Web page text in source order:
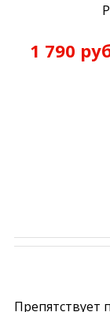
1 790
Препятствует